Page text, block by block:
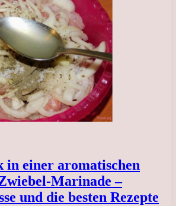
in einer aromatischen
Marinade –
und die besten Rezepte